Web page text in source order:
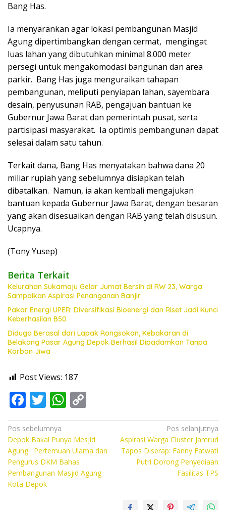
Bang Has.
Ia menyarankan agar lokasi pembangunan Masjid
Agung dipertimbangkan dengan cermat, mengingat
luas lahan yang dibutuhkan minimal 8.000 meter
persegi untuk mengakomodasi bangunan dan area
parkir. Bang Has juga menguraikan tahapan
pembangunan, meliputi penyiapan lahan, sayembara
desain, penyusunan RAB, pengajuan bantuan ke
Gubernur Jawa Barat dan pemerintah pusat, serta
partisipasi masyarakat. Ia optimis pembangunan dapat
selesai dalam satu tahun.
Terkait dana, Bang Has menyatakan bahwa dana 20
miliar rupiah yang sebelumnya disiapkan telah
dibatalkan. Namun, ia akan kembali mengajukan
bantuan kepada Gubernur Jawa Barat, dengan besaran
yang akan disesuaikan dengan RAB yang telah disusun.
Ucapnya.
(Tony Yusep)
Berita Terkait
Kelurahan Sukamaju Gelar Jumat Bersih di RW 23, Warga
Sampaikan Aspirasi Penanganan Banjir
Pakar Energi UPER: Diversifikasi Bioenergi dan Riset Jadi Kunci
Keberhasilan B50
Diduga Berasal dari Lapak Rongsokan, Kebakaran di
Belakang Pasar Agung Depok Berhasil Dipadamkan Tanpa
Korban Jiwa
Post Views: 187
F
ac
e
b
o
o
T
w
itt
er
W
h
at
s
A
p
o
p
y
n
Navigasi
pos
Pos sebelumnya
Depok Bakal Punya Mesjid
Agung : Pertemuan Ulama dan
Pengurus DKM Bahas
Pembangunan Masjid Agung
Kota Depok
Pos selanjutnya
Aspirasi Warga Cluster Jamrud
Tapos Diserap: Fanny Fatwati
Putri Dorong Penyediaan
Fasilitas TPS